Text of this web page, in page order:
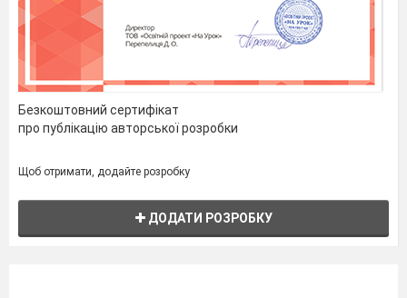
Безкоштовний сертифікат
про публікацію авторської розробки
Щоб отримати, додайте розробку
ДОДАТИ РОЗРОБКУ